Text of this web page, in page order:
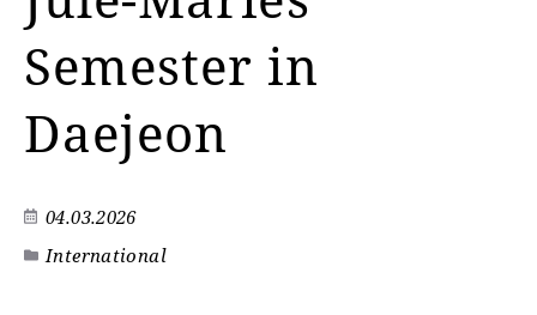
Semester in
Daejeon
04.03.2026
International